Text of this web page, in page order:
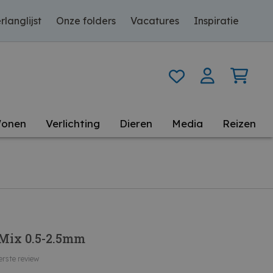
Onze folders Vacatures Inspiratie
Verlichting Dieren Media Reizen
0.5-2.5mm
review